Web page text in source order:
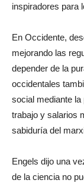
inspiradores para
En Occidente,
mejorando las
depender de la
occidentales
social mediante
trabajo y salarios
sabiduría del
Engels dijo una
de la ciencia no